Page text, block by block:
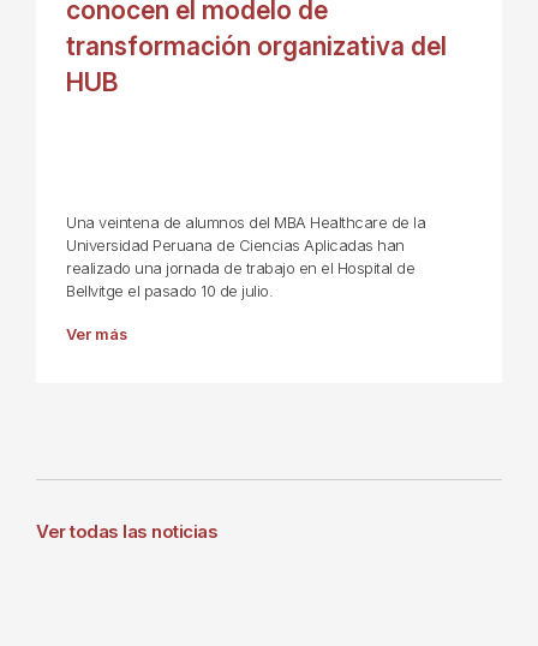
conocen el modelo de
transformación organizativa del
HUB
Una veintena de alumnos del MBA Healthcare de la
Universidad Peruana de Ciencias Aplicadas han
realizado una jornada de trabajo en el Hospital de
Bellvitge el pasado 10 de julio.
Ver más
Ver todas las noticias